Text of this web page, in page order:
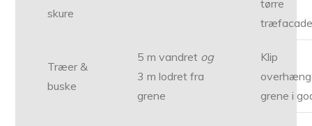
skure
tørre
Træer &
buske
5 m vandret og
3 m lodret fra
grene
Klip
grene i